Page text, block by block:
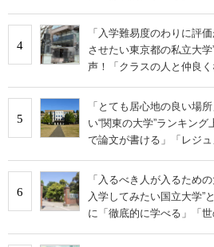
4
「入学難易度のわりに評
させたい東京都の私立大
声！「クラスの人と仲良
5
「とても居心地の良い場
い“関東の大学”ランキン
で論文が書ける」「レジ
6
「入るべき人が入るため
入学してみたい国立大学
に「徹底的に学べる」「